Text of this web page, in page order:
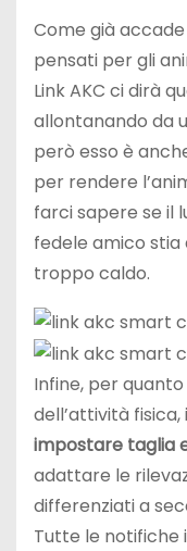
Come già
pensati per gli
Link AKC ci dirà
allontanando da
però esso è
per rendere
farci sapere se il
fedele amico
troppo caldo.
Infine, per
dell’attività fisica,
impostare taglia
adattare le
differenziati a
Tutte le notifiche